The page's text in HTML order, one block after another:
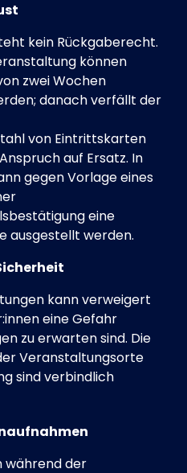
kein Rückgaberecht.
können
zwei Wochen
danach verfällt der
von Eintrittskarten
auf Ersatz. In
gegen Vorlage eines
eine
ausgestellt werden.
kann verweigert
eine Gefahr
zu erwarten sind. Die
Veranstaltungsorte
sind verbindlich
während der